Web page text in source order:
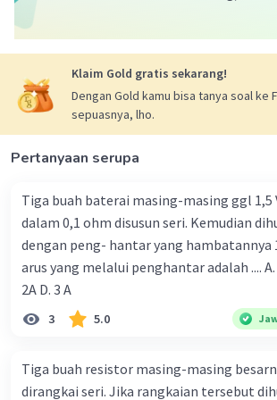
R_T = R1 + R2 + R3
R_T = 8 ohm + 3 ohm + 6 ohm
R_T = 17 ohm
2. Arus Total (I):
I = 20 Volt / 17 ohm
3. Tegangan pada Setiap Resistor (V1,
V1 = I × R1
V1 = 1.176 Ampere × 8 ohm
V2 = 1.176 Ampere × 3 ohm
Klaim Gold gratis sekarang!
Dengan Gold kamu bisa tanya soal ke
sepuasnya, lho.
Pertanyaan serupa
Tiga buah baterai masing-masing ggl 1,5
dalam 0,1 ohm disusun seri. Kemudian
dengan peng- hantar yang hambatannya
arus yang melalui penghantar adalah .... A.
2A D. 3 A
3 5.0
Tiga buah resistor masing-masing
dirangkai seri. Jika rangkaian tersebut